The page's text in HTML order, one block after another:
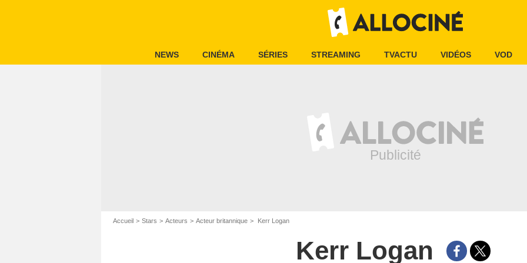
NEWS CINÉMA SÉRIES STREAMING TVACTU VIDÉOS VOD
Accueil Stars Acteurs Acteur britannique Kerr Logan
Kerr Logan